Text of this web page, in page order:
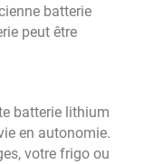
batterie
peut être
batterie lithium
en autonomie.
votre frigo ou